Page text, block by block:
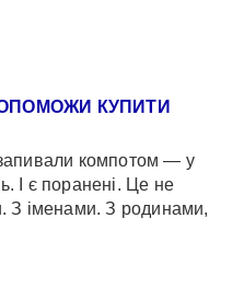
КУПИТИ
компотом — у
І є поранені. Це не
З іменами. З родинами,